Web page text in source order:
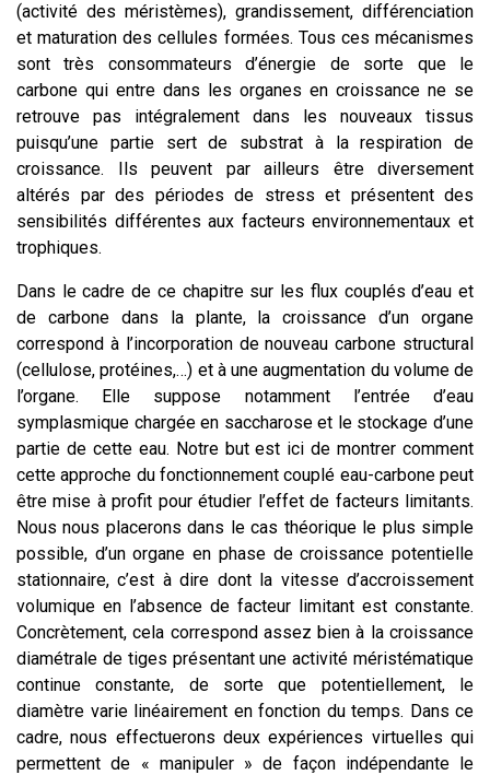
(activité des méristèmes), grandissement, différenciation
et maturation des cellules formées. Tous ces mécanismes
sont très consommateurs d’énergie de sorte que le
carbone qui entre dans les organes en croissance ne se
retrouve pas intégralement dans les nouveaux tissus
puisqu’une partie sert de substrat à la respiration de
croissance. Ils peuvent par ailleurs être diversement
altérés par des périodes de stress et présentent des
sensibilités différentes aux facteurs environnementaux et
trophiques.
Dans le cadre de ce chapitre sur les flux couplés d’eau et
de carbone dans la plante, la croissance d’un organe
correspond à l’incorporation de nouveau carbone structural
(cellulose, protéines,…) et à une augmentation du volume de
l’organe. Elle suppose notamment l’entrée d’eau
symplasmique chargée en saccharose et le stockage d’une
partie de cette eau. Notre but est ici de montrer comment
cette approche du fonctionnement couplé eau-carbone peut
être mise à profit pour étudier l’effet de facteurs limitants.
Nous nous placerons dans le cas théorique le plus simple
possible, d’un organe en phase de croissance potentielle
stationnaire, c’est à dire dont la vitesse d’accroissement
volumique en l’absence de facteur limitant est constante.
Concrètement, cela correspond assez bien à la croissance
diamétrale de tiges présentant une activité méristématique
continue constante, de sorte que potentiellement, le
diamètre varie linéairement en fonction du temps. Dans ce
cadre, nous effectuerons deux expériences virtuelles qui
permettent de « manipuler » de façon indépendante le